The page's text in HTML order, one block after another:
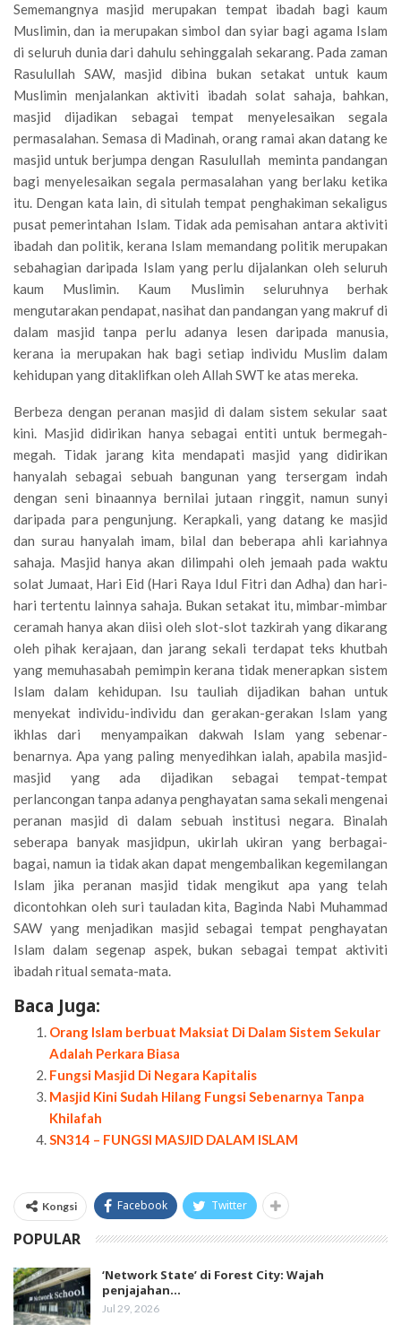
Sememangnya masjid merupakan tempat ibadah bagi kaum
Muslimin, dan ia merupakan simbol dan syiar bagi agama Islam
di seluruh dunia dari dahulu sehinggalah sekarang. Pada zaman
Rasulullah SAW, masjid dibina bukan setakat untuk kaum
Muslimin menjalankan aktiviti ibadah solat sahaja, bahkan,
masjid dijadikan sebagai tempat menyelesaikan segala
permasalahan. Semasa di Madinah, orang ramai akan datang ke
masjid untuk berjumpa dengan Rasulullah meminta pandangan
bagi menyelesaikan segala permasalahan yang berlaku ketika
itu. Dengan kata lain, di situlah tempat penghakiman sekaligus
pusat pemerintahan Islam. Tidak ada pemisahan antara aktiviti
ibadah dan politik, kerana Islam memandang politik merupakan
sebahagian daripada Islam yang perlu dijalankan oleh seluruh
kaum Muslimin. Kaum Muslimin seluruhnya berhak
mengutarakan pendapat, nasihat dan pandangan yang makruf di
dalam masjid tanpa perlu adanya lesen daripada manusia,
kerana ia merupakan hak bagi setiap individu Muslim dalam
kehidupan yang ditaklifkan oleh Allah SWT ke atas mereka.
Berbeza dengan peranan masjid di dalam sistem sekular saat
kini. Masjid didirikan hanya sebagai entiti untuk bermegah-
megah. Tidak jarang kita mendapati masjid yang didirikan
hanyalah sebagai sebuah bangunan yang tersergam indah
dengan seni binaannya bernilai jutaan ringgit, namun sunyi
daripada para pengunjung. Kerapkali, yang datang ke masjid
dan surau hanyalah imam, bilal dan beberapa ahli kariahnya
sahaja. Masjid hanya akan dilimpahi oleh jemaah pada waktu
solat Jumaat, Hari Eid (Hari Raya Idul Fitri dan Adha) dan hari-
hari tertentu lainnya sahaja. Bukan setakat itu, mimbar-mimbar
ceramah hanya akan diisi oleh slot-slot tazkirah yang dikarang
oleh pihak kerajaan, dan jarang sekali terdapat teks khutbah
yang memuhasabah pemimpin kerana tidak menerapkan sistem
Islam dalam kehidupan. Isu tauliah dijadikan bahan untuk
menyekat individu-individu dan gerakan-gerakan Islam yang
ikhlas dari menyampaikan dakwah Islam yang sebenar-
benarnya. Apa yang paling menyedihkan ialah, apabila masjid-
masjid yang ada dijadikan sebagai tempat-tempat
perlancongan tanpa adanya penghayatan sama sekali mengenai
peranan masjid di dalam sebuah institusi negara. Binalah
seberapa banyak masjidpun, ukirlah ukiran yang berbagai-
bagai, namun ia tidak akan dapat mengembalikan kegemilangan
Islam jika peranan masjid tidak mengikut apa yang telah
dicontohkan oleh suri tauladan kita, Baginda Nabi Muhammad
SAW yang menjadikan masjid sebagai tempat penghayatan
Islam dalam segenap aspek, bukan sebagai tempat aktiviti
ibadah ritual semata-mata.
Baca Juga:
Orang Islam berbuat Maksiat Di Dalam Sistem Sekular
Adalah Perkara Biasa
Fungsi Masjid Di Negara Kapitalis
Masjid Kini Sudah Hilang Fungsi Sebenarnya Tanpa
Khilafah
SN314 – FUNGSI MASJID DALAM ISLAM
Kongsi Facebook Twitter
POPULAR
‘Network State’ di Forest City: Wajah
penjajahan…
Jul 29, 2026